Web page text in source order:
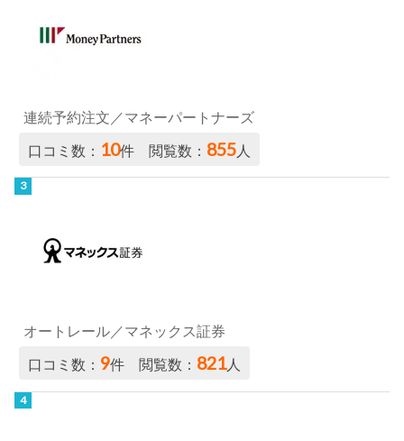
連続予約注文／マネーパートナーズ
口コミ数： 10件 閲覧数： 855 人
オートレール／マネックス証券
口コミ数： 9件 閲覧数： 821人